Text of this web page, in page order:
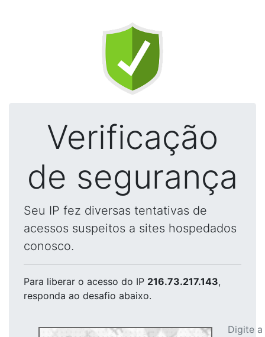
Verificação
de segurança
Seu IP fez diversas tentativas de
acessos suspeitos a sites hospedados
conosco.
Para liberar o acesso do IP 216.73.217.143,
responda ao desafio abaixo.
Digite